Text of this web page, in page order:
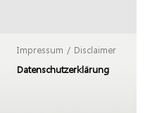
Impressum / Disclaimer
Datenschutzerklärung